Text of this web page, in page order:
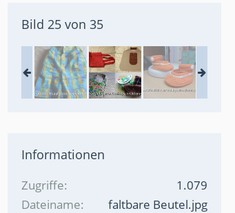
Bild 25 von 35
Informationen
Zugriffe
1.079
Dateiname
faltbare Beutel.jpg